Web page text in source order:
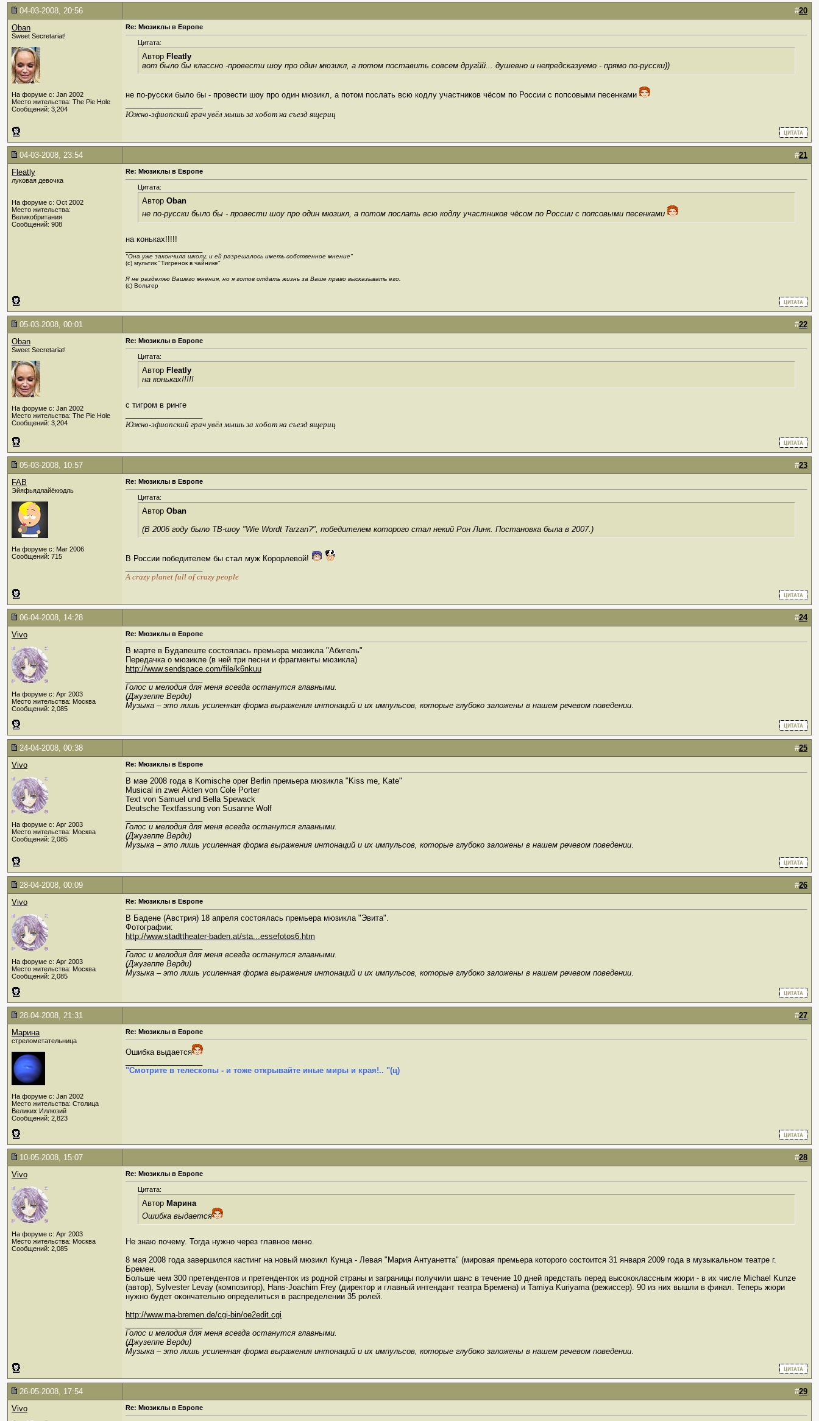
04-03-2008, 20:56 #20
Oban
Sweet Secretariat!
На форуме с: Jan 2002
Место жительства: The Pie Hole
Сообщений: 3,204
Re: Мюзиклы в Европе
Цитата:
Автор Fleatly
вот было бы классно -провести шоу про один мюзикл, а потом поставить совсем другйй... душевно и непредсказуемо - прямо по-русски))
не по-русски было бы - провести шоу про один мюзикл, а потом послать всю кодлу участников чёсом по России с попсовыми песенками
Южно-эфиопский грач увёл мышь за хобот на съезд ящериц
04-03-2008, 23:54 #21
Fleatly
луковая девочка
На форуме с: Oct 2002
Место жительства:
Великобритания
Сообщений: 908
Re: Мюзиклы в Европе
Цитата:
Автор Oban
не по-русски было бы - провести шоу про один мюзикл, а потом послать всю кодлу участников чёсом по России с попсовыми песенками
на коньках!!!!!
"Она уже закончила школу, и ей разрешалось иметь собственное мнение"
(с) мультик "Тигренок в чайнике"
Я не разделяю Вашего мнения, но я готов отдать жизнь за Ваше право высказывать его.
(c) Вольтер
05-03-2008, 00:01 #22
Oban
Sweet Secretariat!
На форуме с: Jan 2002
Место жительства: The Pie Hole
Сообщений: 3,204
Re: Мюзиклы в Европе
Цитата:
Автор Fleatly
на коньках!!!!!
c тигром в ринге
Южно-эфиопский грач увёл мышь за хобот на съезд ящериц
05-03-2008, 10:57 #23
FAB
Эйяфьядлайёкюдль
На форуме с: Mar 2006
Сообщений: 715
Re: Мюзиклы в Европе
Цитата:
Автор Oban
(В 2006 году было ТВ-шоу "Wie Wordt Tarzan?", победителем которого стал некий Рон Линк. Постановка была в 2007.)
В России победителем бы стал муж Корорлевой!
А crazy planet full of crazy people
06-04-2008, 14:28 #24
Vivo
На форуме с: Apr 2003
Место жительства: Москва
Сообщений: 2,085
Re: Мюзиклы в Европе
В марте в Будапеште состоялась премьера мюзикла "Абигель"
Передачка о мюзикле (в ней три песни и фрагменты мюзикла)
http://www.sendspace.com/file/k6nkuu
Голос и мелодия для меня всегда останутся главными.
(Джузеппе Верди)
Музыка – это лишь усиленная форма выражения интонаций и их импульсов, которые глубоко заложены в нашем речевом поведении.
24-04-2008, 00:38 #25
Vivo
На форуме с: Apr 2003
Место жительства: Москва
Сообщений: 2,085
Re: Мюзиклы в Европе
В мае 2008 года в Komische oper Berlin премьера мюзикла "Kiss me, Kate"
Musical in zwei Akten von Cole Porter
Text von Samuel und Bella Spewack
Deutsche Textfassung von Susanne Wolf
Голос и мелодия для меня всегда останутся главными.
(Джузеппе Верди)
Музыка – это лишь усиленная форма выражения интонаций и их импульсов, которые глубоко заложены в нашем речевом поведении.
28-04-2008, 00:09 #26
Vivo
На форуме с: Apr 2003
Место жительства: Москва
Сообщений: 2,085
Re: Мюзиклы в Европе
В Бадене (Австрия) 18 апреля состоялась премьера мюзикла "Эвита".
Фотографии:
http://www.stadttheater-baden.at/sta...essefotos6.htm
Голос и мелодия для меня всегда останутся главными.
(Джузеппе Верди)
Музыка – это лишь усиленная форма выражения интонаций и их импульсов, которые глубоко заложены в нашем речевом поведении.
28-04-2008, 21:31 #27
Марина
стрелометательница
На форуме с: Jan 2002
Место жительства: Столица
Великих Иллюзий
Сообщений: 2,823
Re: Мюзиклы в Европе
Ошибка выдается
"Смотрите в телескопы - и тоже открывайте иные миры и края!.. "(ц)
10-05-2008, 15:07 #28
Vivo
На форуме с: Apr 2003
Место жительства: Москва
Сообщений: 2,085
Re: Мюзиклы в Европе
Цитата:
Автор Марина
Ошибка выдается
Не знаю почему. Тогда нужно через главное меню.
8 мая 2008 года завершился кастинг на новый мюзикл Кунца - Левая "Мария Антуанетта" (мировая премьера которого состоится 31 января 2009 года в музыкальном театре г.
Бремен.
Больше чем 300 претендентов и претенденток из родной страны и заграницы получили шанс в течение 10 дней предстать перед высококлассным жюри - в их числе Michael Kunze
(автор), Sylvester Levay (композитор), Hans-Joachim Frey (директор и главный интендант театра Бремена) и Tamiya Kuriyama (режиссер). 90 из них вышли в финал. Теперь жюри
нужно будет окончательно определиться в распределении 35 ролей.
http://www.ma-bremen.de/cgi-bin/oe2edit.cgi
Голос и мелодия для меня всегда останутся главными.
(Джузеппе Верди)
Музыка – это лишь усиленная форма выражения интонаций и их импульсов, которые глубоко заложены в нашем речевом поведении.
26-05-2008, 17:54 #29
Vivo
Re: Мюзиклы в Европе